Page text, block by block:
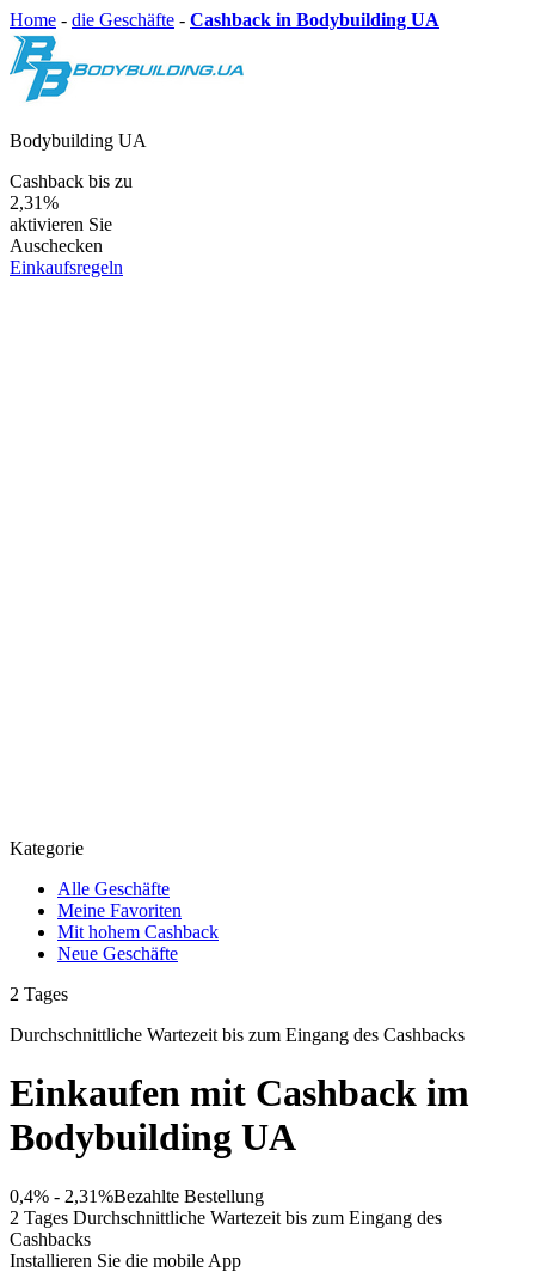
Home - die Geschäfte - Cashback in Bodybuilding UA
Bodybuilding UA
Cashback bis zu
2,31%
aktivieren Sie
Auschecken
Einkaufsregeln
Kategorie
Alle Geschäfte
Meine Favoriten
Mit hohem Cashback
Neue Geschäfte
2 Tages
Durchschnittliche Wartezeit bis zum Eingang des Cashbacks
Einkaufen mit Cashback im
Bodybuilding UA
0,4% - 2,31%Bezahlte Bestellung
2 Tages Durchschnittliche Wartezeit bis zum Eingang des
Cashbacks
Installieren Sie die mobile App